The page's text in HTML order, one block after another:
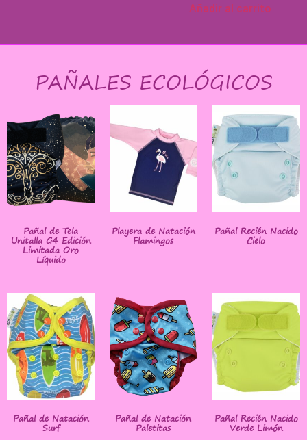
Añadir al carrito
PAÑALES ECOLÓGICOS
Pañal de Tela
Unitalla G4 Edición
Limitada Oro
Líquido
Playera de Natación
Flamingos
Pañal Recién Nacido
Cielo
Pañal de Natación
Surf
Pañal de Natación
Paletitas
Pañal Recién Nacido
Verde Limón